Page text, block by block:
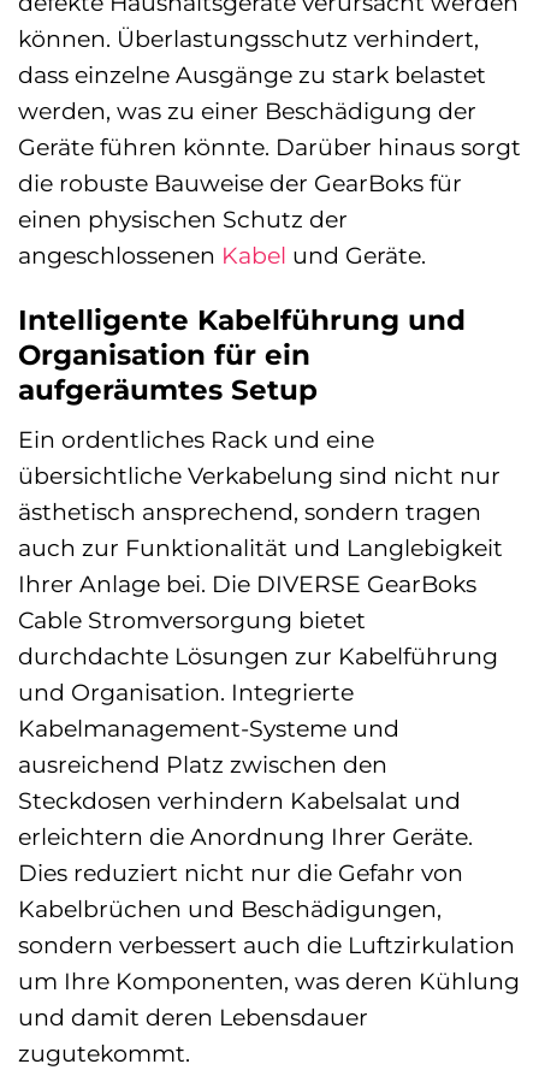
können. Überlastungsschutz verhindert,
dass einzelne Ausgänge zu stark belastet
werden, was zu einer Beschädigung der
Geräte führen könnte. Darüber hinaus sorgt
die robuste Bauweise der GearBoks für
einen physischen Schutz der
angeschlossenen Kabel und Geräte.
Intelligente Kabelführung und
Organisation für ein
aufgeräumtes Setup
Ein ordentliches Rack und eine
übersichtliche Verkabelung sind nicht nur
ästhetisch ansprechend, sondern tragen
auch zur Funktionalität und Langlebigkeit
Ihrer Anlage bei. Die DIVERSE GearBoks
Cable Stromversorgung bietet
durchdachte Lösungen zur Kabelführung
und Organisation. Integrierte
Kabelmanagement-Systeme und
ausreichend Platz zwischen den
Steckdosen verhindern Kabelsalat und
erleichtern die Anordnung Ihrer Geräte.
Dies reduziert nicht nur die Gefahr von
Kabelbrüchen und Beschädigungen,
sondern verbessert auch die Luftzirkulation
um Ihre Komponenten, was deren Kühlung
und damit deren Lebensdauer
zugutekommt.